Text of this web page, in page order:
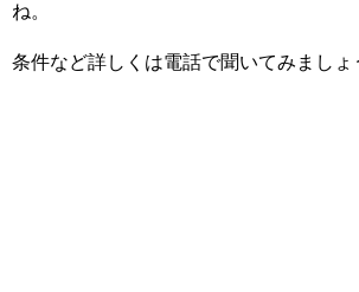
ね。
条件など詳しくは電話で聞いてみましょ